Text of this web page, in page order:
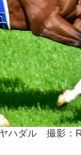
ハダル　撮影：